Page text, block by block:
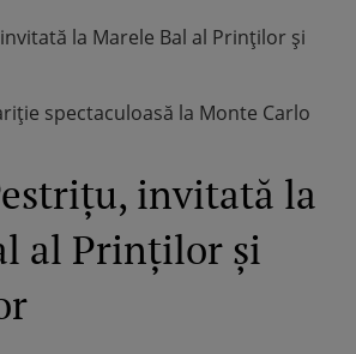
la Marele Bal al Prinților și
spectaculoasă la Monte Carlo
invitată la
al Prinților și